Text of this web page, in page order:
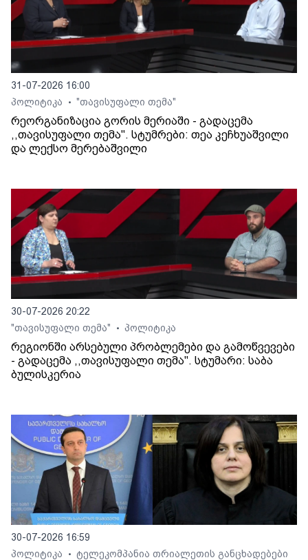
31-07-2026 16:00
პოლიტიკა
• "თავისუფალი თემა"
რეორგანიზაცია გორის მერიაში - გადაცემა
,,თავისუფალი თემა". სტუმრები: თეა კეჩხუაშვილი
და ლექსო მერებაშვილი
30-07-2026 20:22
"თავისუფალი თემა"
• პოლიტიკა
რეგიონში არსებული პრობლემები და გამოწვევები
- გადაცემა ,,თავისუფალი თემა". სტუმარი: საბა
ბულისკერია
30-07-2026 16:59
პოლიტიკა
• ტელეკომპანია თრიალეთის განცხადებები